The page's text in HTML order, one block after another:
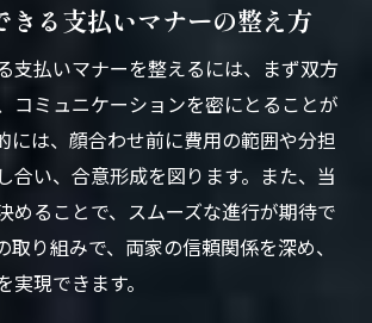
きる支払いマナーの整え方
支払いマナーを整えるには、まず双方
コミュニケーションを密にとることが
には、顔合わせ前に費用の範囲や分担
合い、合意形成を図ります。また、当
めることで、スムーズな進行が期待で
取り組みで、両家の信頼関係を深め、
現できます。